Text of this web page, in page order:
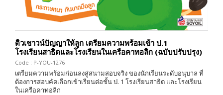
ติวเชาวน์ปัญญาให้ลูก เตรียมความพร้อมเข้า ป.1
โรงเรียนสาธิตและโรงเรียนในเครือคาทอลิก (ฉบับปรับปรุง)
Code : P-YOU-1276
เตรียมความพร้อมก่อนลงสู่สนามสอบจริง ของนักเรียนระดับอนุบาล ที่
ต้องการสอบคัดเลือกเข้าเรียนต่อชั้น ป. 1 โรงเรียนสาธิต และโรงเรียน
ในเครือคาทอลิก